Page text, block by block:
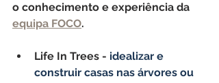
o conhecimento e experiência da
equipa FOCO.
Life In Trees - idealizar e
construir casas nas árvores ou